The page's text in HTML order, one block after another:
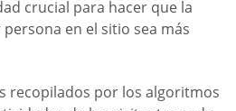
crucial para hacer que la
en el sitio sea más
recopilados por los algoritmos